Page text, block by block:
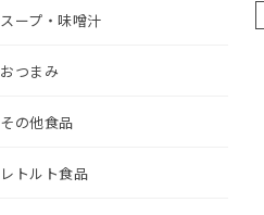
スープ・味噌汁
おつまみ
その他食品
レトルト食品